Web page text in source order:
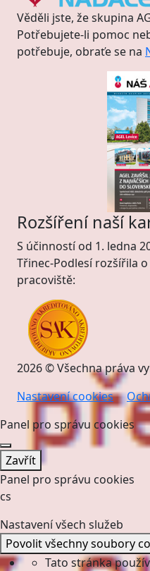
Věděli jste, že skupina
Potřebujete-li pomoc
potřebuje, obraťe se na
Rozšíření naší
S účinností od 1. ledna
Třinec-Podlesí rozšířila
pracoviště:
2026 © Všechna práva
Nastavení cookies
Panel pro správu cookies
Zavřít
Panel pro správu cookies
cs
Nastavení všech služeb
Povolit všechny soubory
Tato stránka